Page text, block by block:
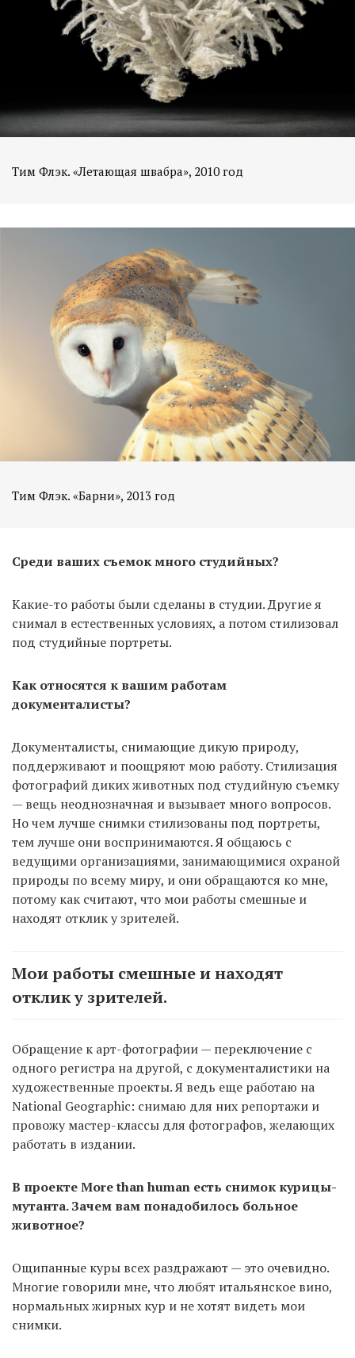
Среди ваших съемок много студийных?
Какие-то работы были сделаны в студии. Другие я
снимал в естественных условиях, а потом стилизовал
под студийные портреты.
Как относятся к вашим работам
документалисты?
Документалисты, снимающие дикую природу,
поддерживают и поощряют мою работу. Стилизация
фотографий диких животных под студийную съемку
— вещь неоднозначная и вызывает много вопросов.
Но чем лучше снимки стилизованы под портреты,
тем лучше они воспринимаются. Я общаюсь с
ведущими организациями, занимающимися охраной
природы по всему миру, и они обращаются ко мне,
потому как считают, что мои работы смешные и
находят отклик у зрителей.
Мои работы смешные и находят
отклик у зрителей.
Обращение к арт-фотографии — переключение с
одного регистра на другой, с документалистики на
художественные проекты. Я ведь еще работаю на
National Geographic: снимаю для них репортажи и
провожу мастер-классы для фотографов, желающих
работать в издании.
В проекте More than human есть снимок курицы-
мутанта. Зачем вам понадобилось больное
животное?
Ощипанные куры всех раздражают — это очевидно.
Многие говорили мне, что любят итальянское вино,
нормальных жирных кур и не хотят видеть мои
снимки.